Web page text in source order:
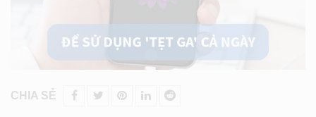
CHIA SẺ